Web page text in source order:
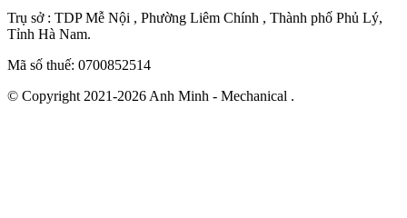
Trụ sở : TDP Mễ Nội , Phường Liêm Chính , Thành phố Phủ Lý,
Tỉnh Hà Nam.
Mã số thuế: 0700852514
© Copyright 2021-2026 Anh Minh - Mechanical .